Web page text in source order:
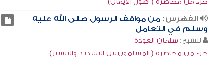
الفهرس: من مواقف الرسول صلى الله عليه
وسلم في التعامل
للشيخ: سلمان العودة
جزء من محاضرة ( المسلمون بين التشديد والتيسير)